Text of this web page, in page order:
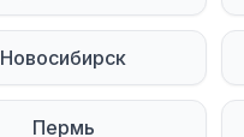
Новосибирск
Пермь